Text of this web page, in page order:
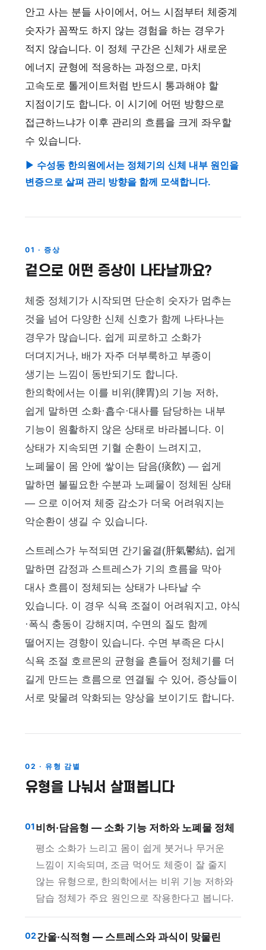
안고 사는 분들 사이에서, 어느 시점부터 체중계
숫자가 꼼짝도 하지 않는 경험을 하는 경우가
적지 않습니다. 이 정체 구간은 신체가 새로운
에너지 균형에 적응하는 과정으로, 마치
고속도로 톨게이트처럼 반드시 통과해야 할
지점이기도 합니다. 이 시기에 어떤 방향으로
접근하느냐가 이후 관리의 흐름을 크게 좌우할
수 있습니다.
▶ 수성동 한의원에서는 정체기의 신체 내부 원인을
변증으로 살펴 관리 방향을 함께 모색합니다.
01 · 증상
겉으로 어떤 증상이 나타날까요?
체중 정체기가 시작되면 단순히 숫자가 멈추는
것을 넘어 다양한 신체 신호가 함께 나타나는
경우가 많습니다. 쉽게 피로하고 소화가
더뎌지거나, 배가 자주 더부룩하고 부종이
생기는 느낌이 동반되기도 합니다.
한의학에서는 이를 비위(脾胃)의 기능 저하,
쉽게 말하면 소화·흡수·대사를 담당하는 내부
기능이 원활하지 않은 상태로 바라봅니다. 이
상태가 지속되면 기혈 순환이 느려지고,
노폐물이 몸 안에 쌓이는 담음(痰飮) — 쉽게
말하면 불필요한 수분과 노폐물이 정체된 상태
— 으로 이어져 체중 감소가 더욱 어려워지는
악순환이 생길 수 있습니다.
스트레스가 누적되면 간기울결(肝氣鬱結), 쉽게
말하면 감정과 스트레스가 기의 흐름을 막아
대사 흐름이 정체되는 상태가 나타날 수
있습니다. 이 경우 식욕 조절이 어려워지고, 야식
·폭식 충동이 강해지며, 수면의 질도 함께
떨어지는 경향이 있습니다. 수면 부족은 다시
식욕 조절 호르몬의 균형을 흔들어 정체기를 더
길게 만드는 흐름으로 연결될 수 있어, 증상들이
서로 맞물려 악화되는 양상을 보이기도 합니다.
02 · 유형 감별
유형을 나눠서 살펴봅니다
01비허·담음형 — 소화 기능 저하와 노폐물 정체
평소 소화가 느리고 몸이 쉽게 붓거나 무거운
느낌이 지속되며, 조금 먹어도 체중이 잘 줄지
않는 유형으로, 한의학에서는 비위 기능 저하와
담습 정체가 주요 원인으로 작용한다고 봅니다.
02간울·식적형 — 스트레스와 과식이 맞물린